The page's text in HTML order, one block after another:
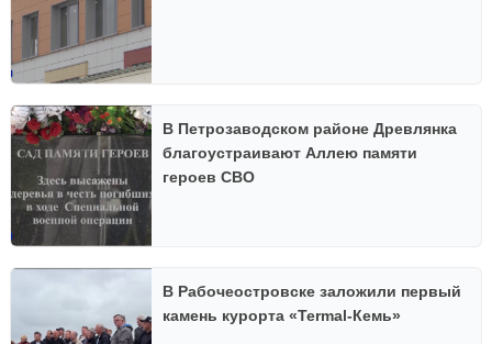
В Петрозаводском районе Древлянка
благоустраивают Аллею памяти
героев СВО
В Рабочеостровске заложили первый
камень курорта «Termal-Кемь»